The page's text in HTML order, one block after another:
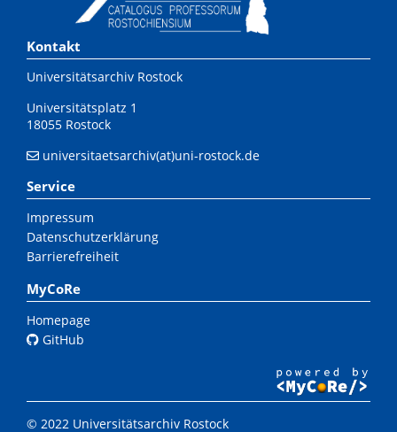
Kontakt
Universitätsarchiv Rostock
Universitätsplatz 1
18055 Rostock
universitaetsarchiv(at)uni-rostock.de
Service
Impressum
Datenschutzerklärung
Barrierefreiheit
MyCoRe
Homepage
GitHub
© 2022 Universitätsarchiv Rostock